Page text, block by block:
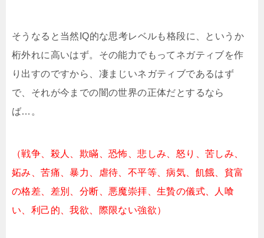
そうなると当然IQ的な思考レベルも格段に、というか
桁外れに高いはず。その能力でもってネガティブを作
り出すのですから、凄まじいネガティブであるはず
で、それが今までの闇の世界の正体だとするなら
ば…。
（戦争、殺人、欺瞞、恐怖、悲しみ、怒り、苦しみ、
妬み、苦痛、暴力、虐待、不平等、病気、飢餓、貧富
の格差、差別、分断、悪魔崇拝、生贄の儀式、人喰
い、利己的、我欲、際限ない強欲）